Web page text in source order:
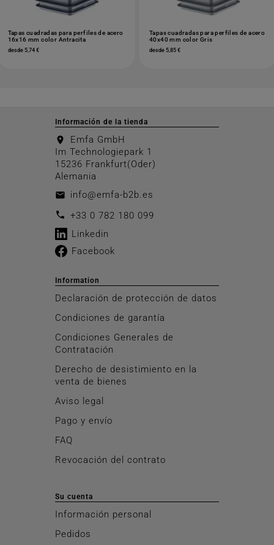
Tapas cuadradas para perfiles de acero
16x16 mm color Antracita
desde 5,74 €
Tapas cuadradas para perfiles de acero
40x40 mm color Gris
desde 5,85 €
Información de la tienda
location_on
Emfa GmbH
Im Technologiepark 1
15236 Frankfurt(Oder)
Alemania
email info@emfa-b2b.es
call +33 0 782 180 099
Linkedin
Facebook
Information
Declaración de protección de datos
Condiciones de garantía
Condiciones Generales de
Contratación
Derecho de desistimiento en la
venta de bienes
Aviso legal
Pago y envío
FAQ
Revocación del contrato
Su cuenta
Información personal
Pedidos